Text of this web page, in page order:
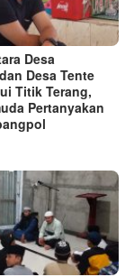
Desa
Desa Tente
Titik Terang,
Pertanyakan